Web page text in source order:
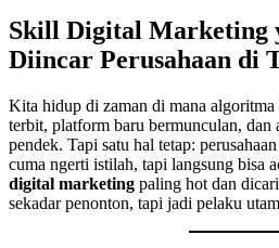
Skill Digital Marketing
Diincar Perusahaan di
Kita hidup di zaman di mana algoritma
terbit, platform baru bermunculan, dan
pendek. Tapi satu hal tetap:
cuma ngerti istilah, tapi langsung bisa
digital marketing paling hot dan
sekadar penonton, tapi jadi pelaku